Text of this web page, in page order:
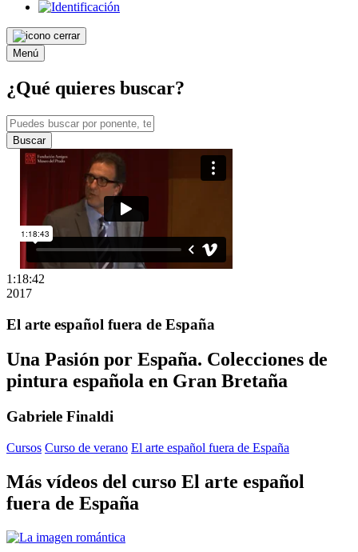
Menú
¿Qué quieres buscar?
Buscar
1:18:42
2017
El arte español fuera de España
Una Pasión por España. Colecciones de
pintura española en Gran Bretaña
Gabriele Finaldi
Cursos Curso de verano El arte español fuera de España
Más vídeos del curso El arte español
fuera de España